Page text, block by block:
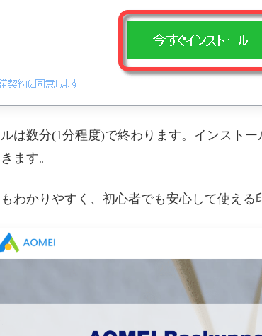
は数分(1分程度)で終わります。インスト
ます。
わかりやすく、初心者でも安心して使える